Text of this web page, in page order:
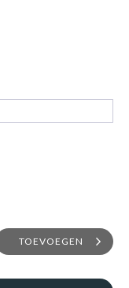
TOEVOEGEN